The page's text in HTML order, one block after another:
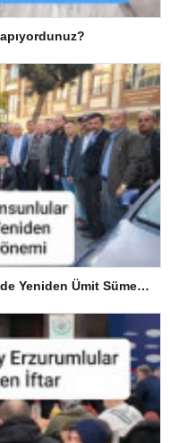
Arnavutköy Samsunlular Derneği’nde Yeniden Ümit Süme Dönemi